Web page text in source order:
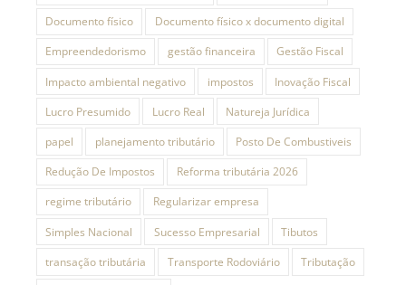
Documento físico
Documento físico x documento digital
Empreendedorismo
gestão financeira
Gestão Fiscal
Impacto ambiental negativo
impostos
Inovação Fiscal
Lucro Presumido
Lucro Real
Natureja Jurídica
papel
planejamento tributário
Posto De Combustiveis
Redução De Impostos
Reforma tributária 2026
regime tributário
Regularizar empresa
Simples Nacional
Sucesso Empresarial
Tibutos
transação tributária
Transporte Rodoviário
Tributação